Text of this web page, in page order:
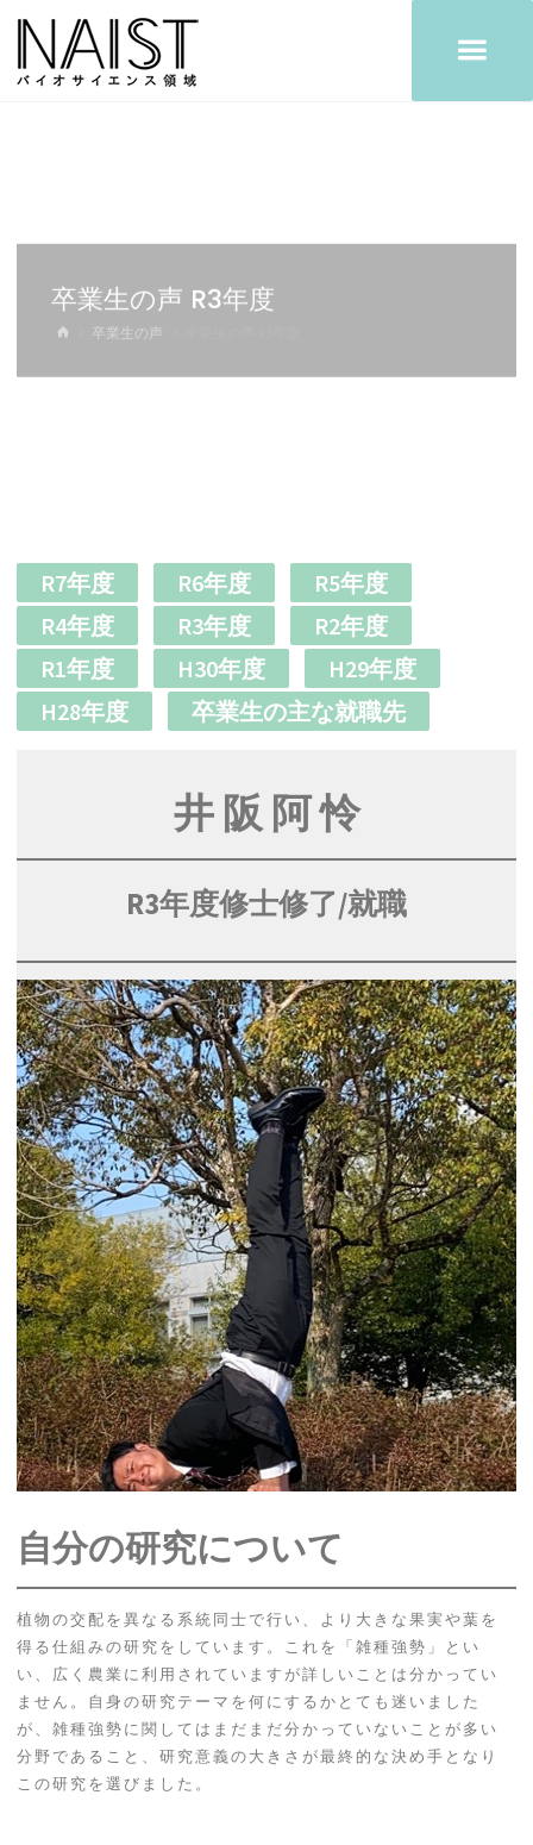
卒業生の声 R3年度
卒業生の声
R7年度 R6年度
R5年度
R4年度
R3年度
R2年度
R1年度
H30年度
H29年度
H28年度
卒業生の主な就職先
井 阪 阿 怜
R3年度修士修了/就職
自分の研究について
植物の交配を異なる系統同士で行い、より大きな果実や葉を
得る仕組みの研究をしています。これを「雑種強勢」とい
い、広く農業に利用されていますが詳しいことは分かってい
ません。自身の研究テーマを何にするかとても迷いました
が、雑種強勢に関してはまだまだ分かっていないことが多い
分野であること、研究意義の大きさが最終的な決め手となり
この研究を選びました。